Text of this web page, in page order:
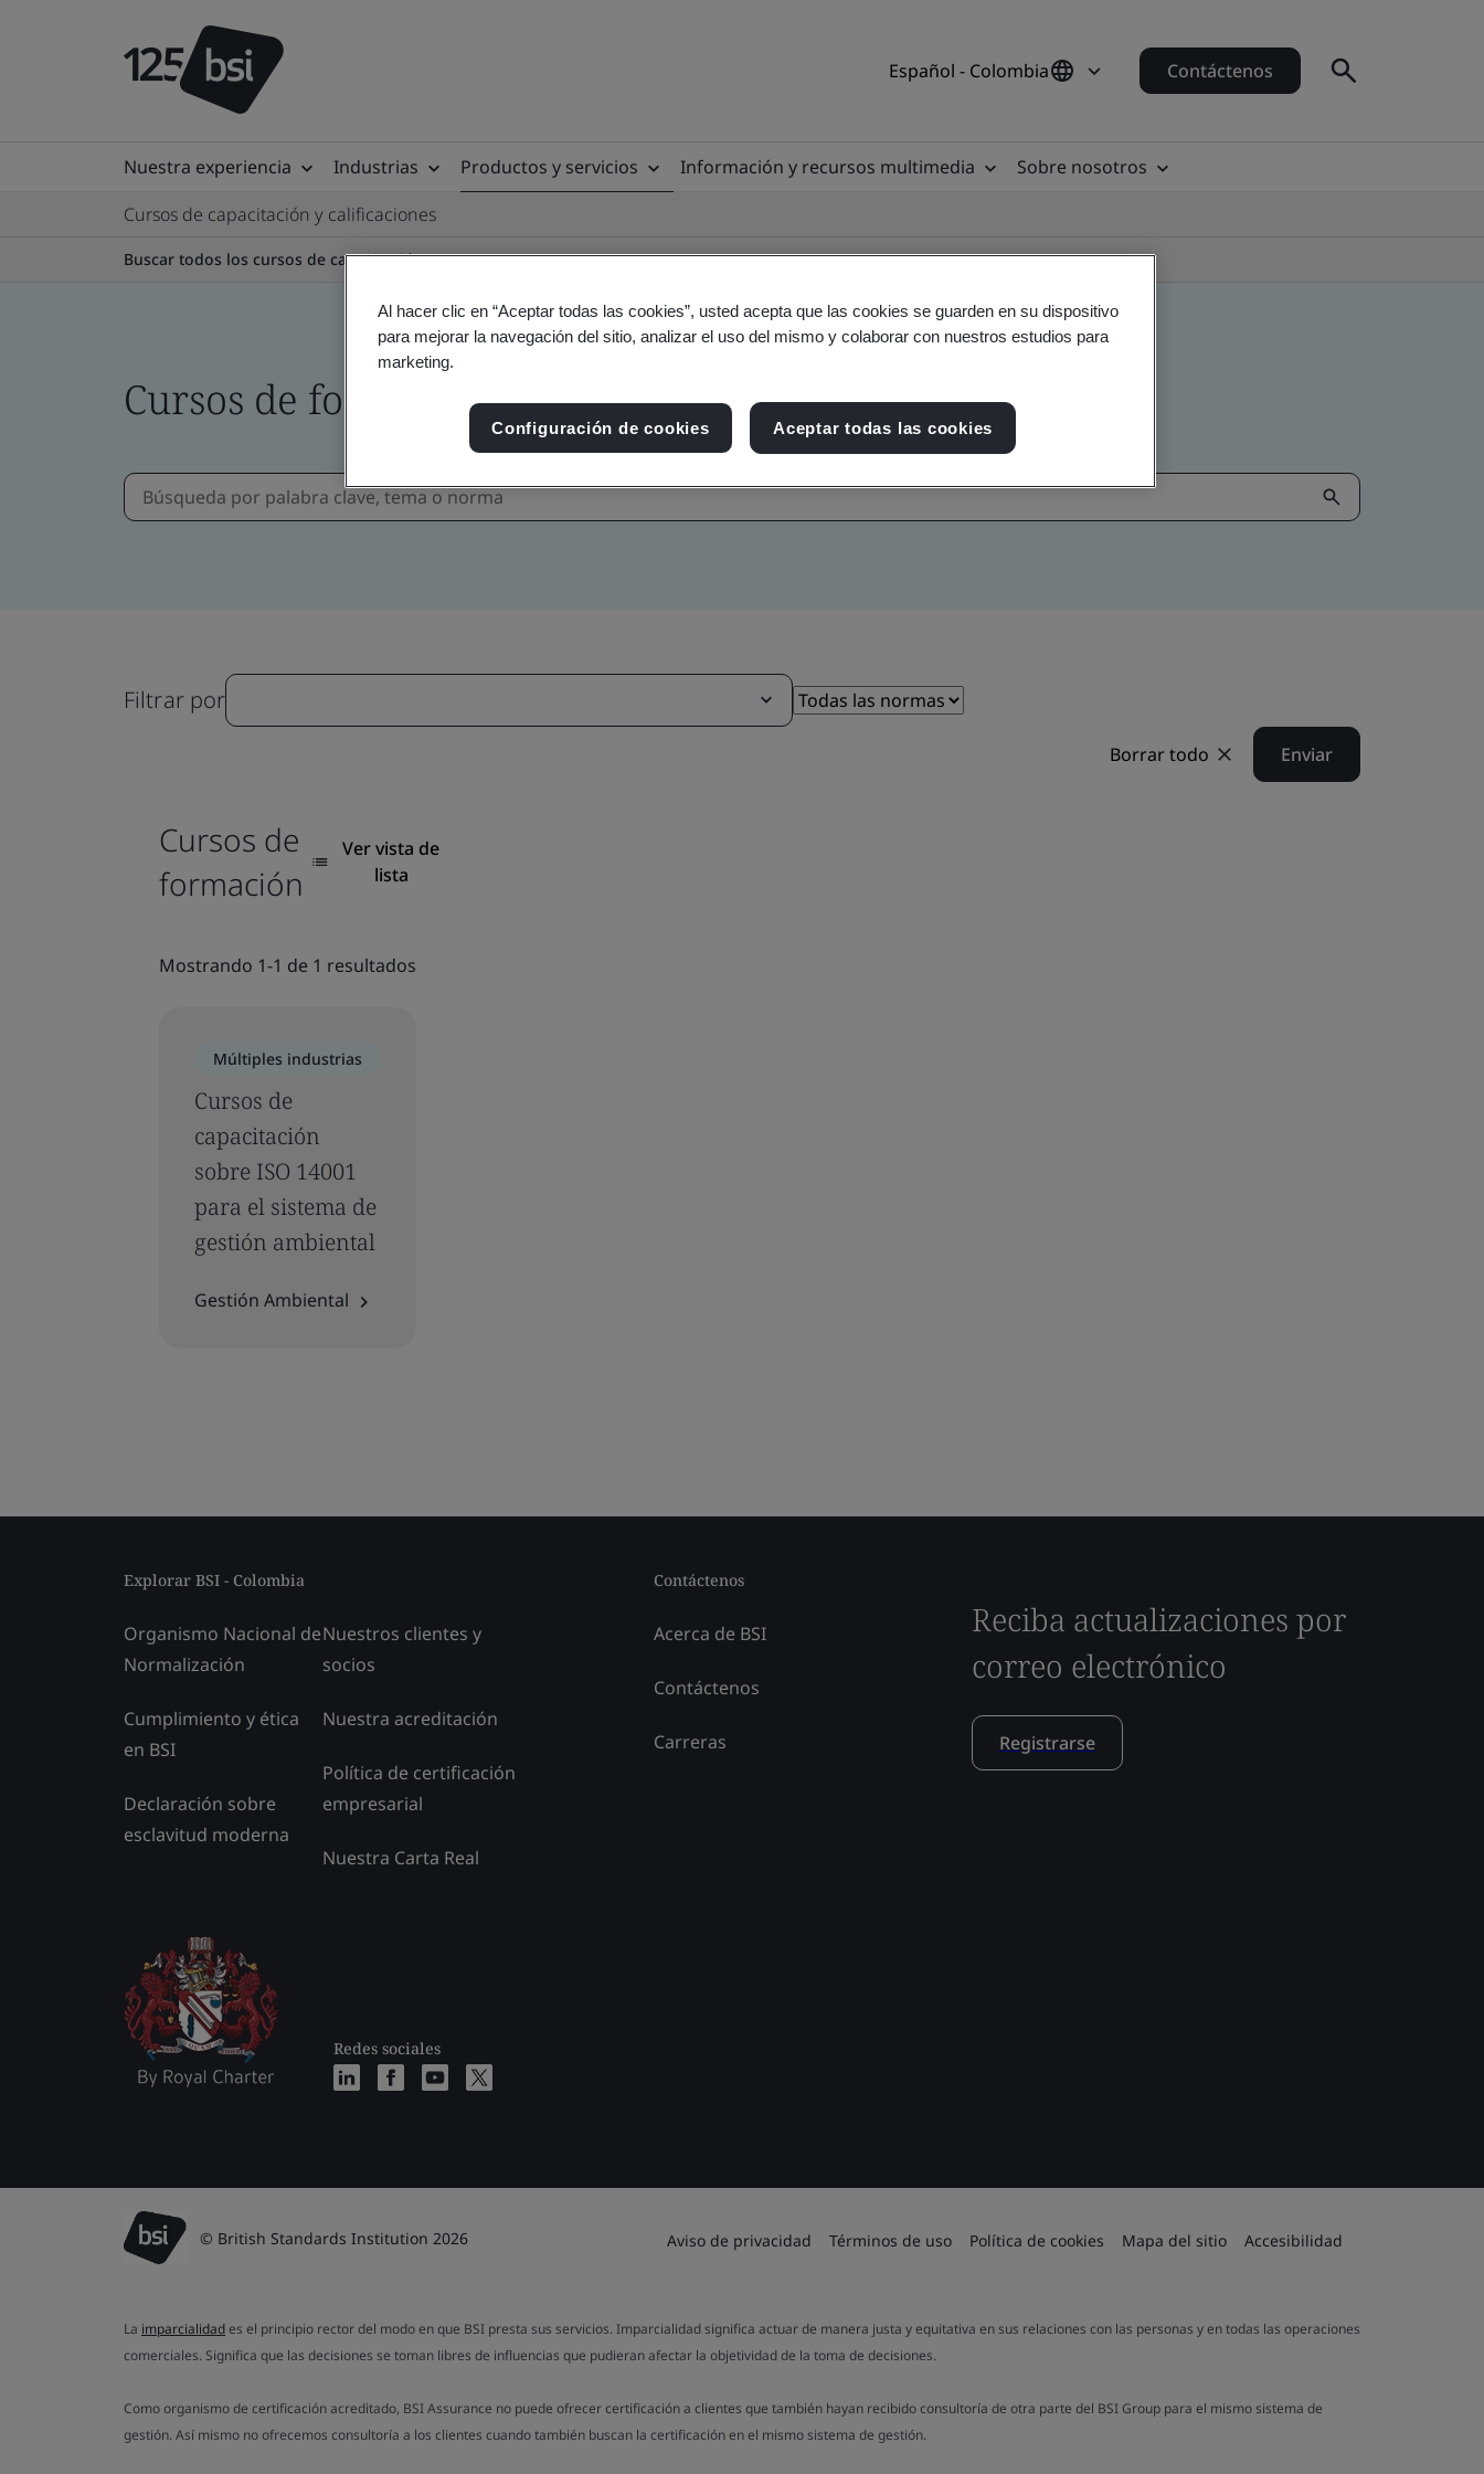
Español - Colombia Contáctenos
Nuestra experiencia Industrias Productos y servicios Información y recursos multimedia
Sobre nosotros
Cursos de capacitación y calificaciones
Buscar todos los cursos de capacitación
Cursos de formación
Filtrar por
Borrar todo Enviar
Cursos de
formación
Ver vista de
lista
Mostrando 1-1 de 1 resultados
Múltiples industrias
Cursos de
capacitación
sobre ISO 14001
para el sistema de
gestión ambiental
Gestión Ambiental
Explorar BSI - Colombia
Organismo Nacional de
Normalización
Cumplimiento y ética
en BSI
Declaración sobre
esclavitud moderna
Nuestros clientes y
socios
Nuestra acreditación
Política de certificación
empresarial
Nuestra Carta Real
Redes sociales
Contáctenos
Acerca de BSI
Contáctenos
Carreras
Reciba actualizaciones por
correo electrónico
Registrarse
© British Standards Institution 2026 Aviso de privacidad Términos de uso Política de cookies Mapa del sitio Accesibilidad
La imparcialidades el principio rector del modo en que BSI presta sus servicios. Imparcialidad significa actuar de manera justa y equitativa en sus relaciones con las personas y en todas las operaciones
comerciales. Significa que las decisiones se toman libres de influencias que pudieran afectar la objetividad de la toma de decisiones.
Como organismo de certificación acreditado, BSI Assurance no puede ofrecer certificación a clientes que también hayan recibido consultoría de otra parte del BSI Group para el mismo sistema de
gestión. Así mismo no ofrecemos consultoría a los clientes cuando también buscan la certificación en el mismo sistema de gestión.
Al hacer clic en “Aceptar todas las cookies”, usted acepta que las cookies se guarden en su dispositivo
para mejorar la navegación del sitio, analizar el uso del mismo y colaborar con nuestros estudios para
marketing.
Configuración de cookies Aceptar todas las cookies